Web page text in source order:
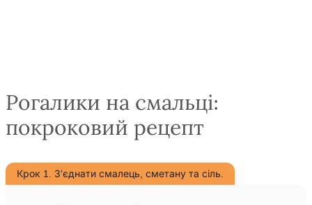
Рогалики на смальці:
покроковий рецепт
Крок 1. З'єднати смалець, сметану та сіль.